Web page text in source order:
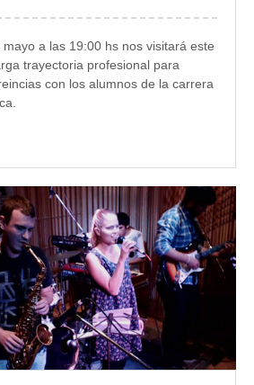
a las 19:00 hs nos visitará este
trayectoria profesional para
con los alumnos de la carrera